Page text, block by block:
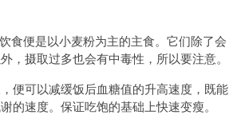
食便是以小麦粉为主的主食。它们除了会
，摄取过多也会有中毒性，所以要注意。
便可以减缓饭后血糖值的升高速度，既能
的速度。保证吃饱的基础上快速变瘦。